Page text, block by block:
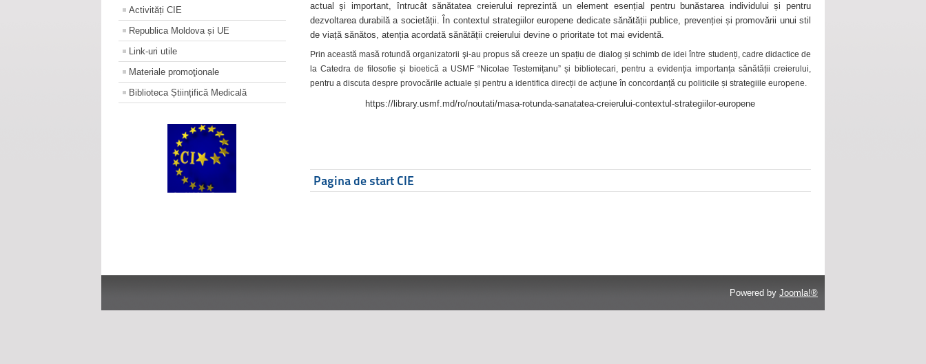
Activități CIE
Republica Moldova și UE
Link-uri utile
Materiale promoţionale
Biblioteca Științifică Medicală
actual și important, întrucât sănătatea creierului reprezintă un element esențial pentru bunăstarea individului și pentru
dezvoltarea durabilă a societății. În contextul strategiilor europene dedicate sănătății publice, prevenției și promovării unui stil
de viață sănătos, atenția acordată sănătății creierului devine o prioritate tot mai evidentă.
Prin această masă rotundă organizatorii şi-au propus să creeze un spațiu de dialog și schimb de idei între studenți, cadre didactice de
la Catedra de filosofie și bioetică a USMF “Nicolae Testemițanu” și bibliotecari, pentru a evidenția importanța sănătății creierului,
pentru a discuta despre provocările actuale și pentru a identifica direcții de acțiune în concordanță cu politicile și strategiile europene.
https://library.usmf.md/ro/noutati/masa-rotunda-sanatatea-creierului-contextul-strategiilor-europene
Pagina de start CIE
Powered by Joomla!®